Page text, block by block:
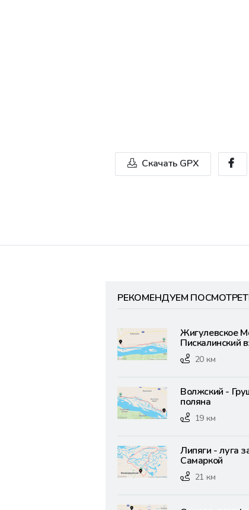
Скачать GPX
РЕКОМЕНДУЕМ
Жигулевское
Пискалинский
20 км
Волжский -
поляна
19 км
Липяги - луга
Самаркой
21 км